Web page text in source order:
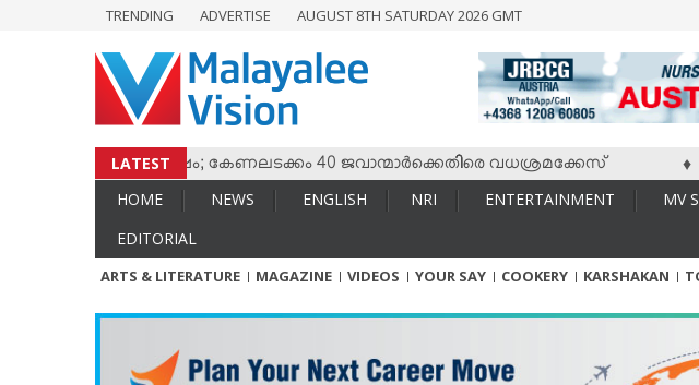
ENTERTAINMENT
TECH & AUTO
TRENDING ADVERTISE AUGUST 8TH SATURDAY 2026 GMT
LATEST
സംഘര്‍ഷം; കേണലടക്കം 40 ജവാന്മാര്‍ക്കെതിരെ വധശ്രമക്കേസ്
HOME NEWS ENGLISH NRI ENTERTAINMENT MV
EDITORIAL
ARTS & LITERATURE MAGAZINE VIDEOS YOUR SAY COOKERY KARSHAKAN